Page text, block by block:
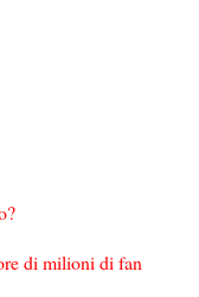
di milioni di fan